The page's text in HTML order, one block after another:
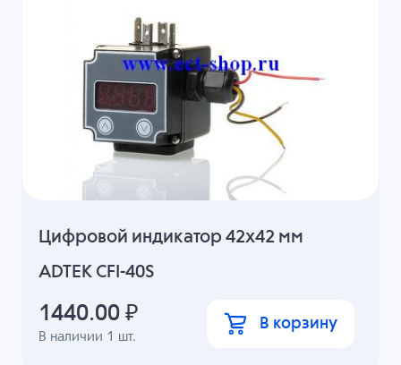
Цифровой индикатор 42х42 мм
ADTEK CFI-40S
В наличии 1 шт.
1440.00 ₽ В корзину